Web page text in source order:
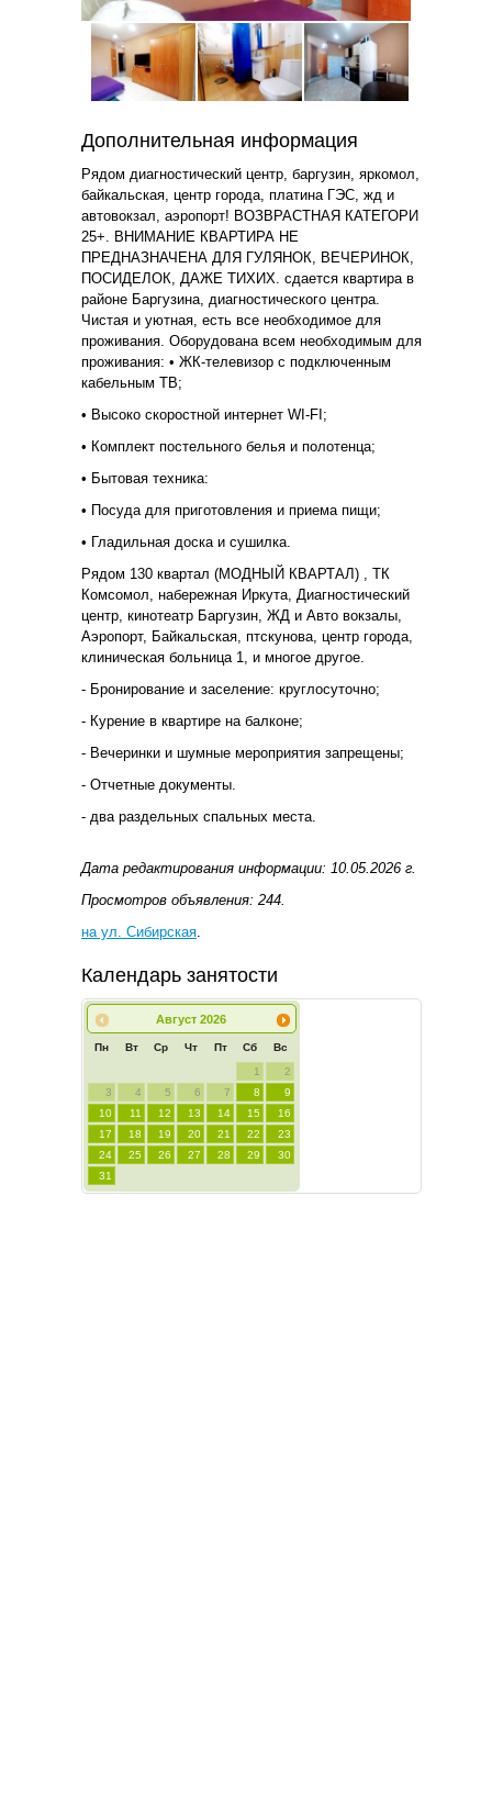
Дополнительная информация
Рядом диагностический центр, баргузин, яркомол,
байкальская, центр города, платина ГЭС, жд и
автовокзал, аэропорт! ВОЗВРАСТНАЯ КАТЕГОРИ
25+. ВНИМАНИЕ КВАРТИРА НЕ
ПРЕДНАЗНАЧЕНА ДЛЯ ГУЛЯНОК, ВЕЧЕРИНОК,
ПОСИДЕЛОК, ДАЖЕ ТИХИХ. сдается квартира в
районе Баргузина, диагностического центра.
Чистая и уютная, есть все необходимое для
проживания. Оборудована всем необходимым для
проживания: • ЖК-телевизор с подключенным
кабельным ТВ;
• Высоко скоростной интернет WI-FI;
• Комплект постельного белья и полотенца;
• Бытовая техника:
• Посуда для приготовления и приема пищи;
• Гладильная доска и сушилка.
Рядом 130 квартал (МОДНЫЙ КВАРТАЛ) , ТК
Комсомол, набережная Иркута, Диагностический
центр, кинотеатр Баргузин, ЖД и Авто вокзалы,
Аэропорт, Байкальская, птскунова, центр города,
клиническая больница 1, и многое другое.
- Бронирование и заселение: круглосуточно;
- Курение в квартире на балконе;
- Вечеринки и шумные мероприятия запрещены;
- Отчетные документы.
- два раздельных спальных места.
Дата редактирования информации: 10.05.2026 г.
Просмотров объявления: 244.
на ул. Сибирская.
Календарь занятости
Август 2026
Пн Вт Ср Чт Пт Сб Вс
1
2
3
4 5 6 7 8
9
10
11 12 13 14 15
16
17
18 19 20 21 22
23
24
25 26 27 28 29
30
31